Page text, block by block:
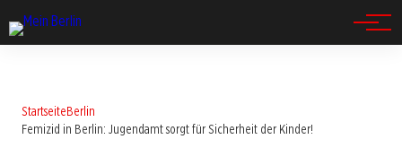
StartseiteBerlin
Femizid in Berlin: Jugendamt sorgt für Sicherheit der Kinder!